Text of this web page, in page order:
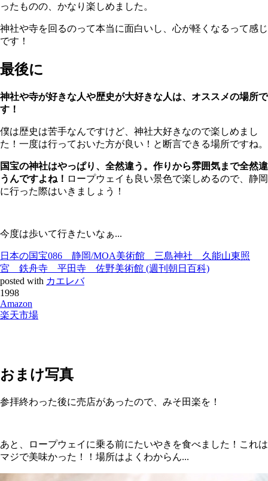
ったものの、かなり楽しめました。
神社や寺を回るのって本当に面白いし、心が軽くなるって感じ
です！
最後に
神社や寺が好きな人や歴史が大好きな人は、オススメの場所で
す！
僕は歴史は苦手なんですけど、神社大好きなので楽しめまし
た！一度は行っておいた方が良い！と断言できる場所ですね。
国宝の神社はやっぱり、全然違う。作りから雰囲気まで全然違
うんですよね！ ロープウェイも良い景色で楽しめるので、静岡
に行った際はいきましょう！
今度は歩いて行きたいなぁ...
日本の国宝086 静岡/MOA美術館 三島神社 久能山東照
宮 鉄舟寺 平田寺 佐野美術館 (週刊朝日百科)
posted with カエレバ
1998
Amazon
楽天市場
おまけ写真
参拝終わった後に売店があったので、みそ田楽を！
あと、ロープウェイに乗る前にたいやきを食べました！これは
マジで美味かった！！場所はよくわからん...